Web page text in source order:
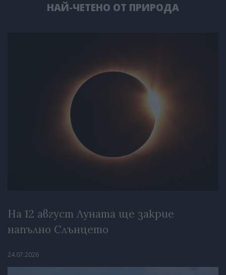
НАЙ-ЧЕТЕНО ОТ ПРИРОДА
На 12 август Луната ще закрие
напълно Слънцето
24.07.2026